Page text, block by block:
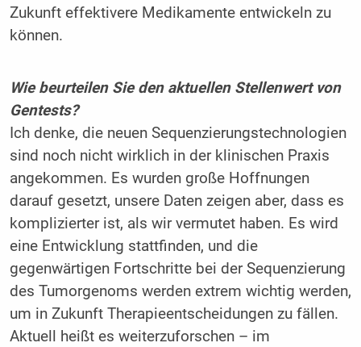
Zukunft effektivere Medikamente entwickeln zu
können.
Wie beurteilen Sie den aktuellen Stellenwert von
Gentests?
Ich denke, die neuen Sequenzierungstechnologien
sind noch nicht wirklich in der klinischen Praxis
angekommen. Es wurden große Hoffnungen
darauf gesetzt, unsere Daten zeigen aber, dass es
komplizierter ist, als wir vermutet haben. Es wird
eine Entwicklung stattfinden, und die
gegenwärtigen Fortschritte bei der Sequenzierung
des Tumorgenoms werden extrem wichtig werden,
um in Zukunft Therapieentscheidungen zu fällen.
Aktuell heißt es weiterzuforschen – im